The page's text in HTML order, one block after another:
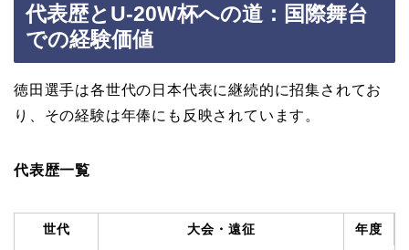
代表歴とU-20W杯への道：国際舞台
での経験価値
徳田選手は各世代の日本代表に継続的に招集されてお
り、その経験は年俸にも反映されています。
代表歴一覧
世代 大会・遠征 年度